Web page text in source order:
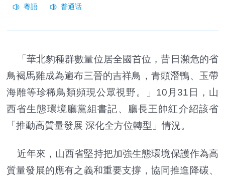
「華北豹種群數量位居全國首位，昔日瀕危的省
鳥褐馬雞成為遍布三晉的吉祥鳥，青頭潛鴨、玉帶
海雕等珍稀鳥類頻現公眾視野。」10月31日，山
西省生態環境廳黨組書記、廳長王帥紅介紹該省
「推動高質量發展 深化全方位轉型」情況。
近年來，山西省堅持把加強生態環境保護作為高
質量發展的應有之義和重要支撐，協同推進降碳、